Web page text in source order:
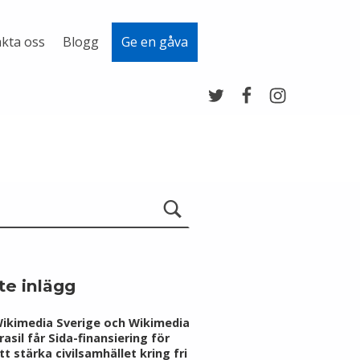
oss Blogg Ge en gåva
inlägg
Sverige och Wikimedia
får Sida-finansiering för
stärka civilsamhället kring fri